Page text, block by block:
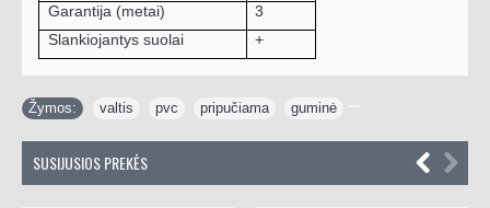
Garantija (metai)
3
Slankiojantys suolai
+
Žymos: valtis pvc pripučiama guminė
SUSIJUSIOS PREKĖS